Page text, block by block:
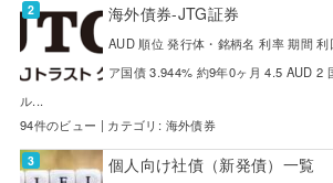
海外債券-JTG証券
AUD 順位 発行体・銘柄名 利率 期間 利
ア国債 3.944% 約9年0ヶ月 4.5 AUD 2
ル...
94件のビュー | カテゴリ: 海外債券
個人向け社債（新発債）一覧